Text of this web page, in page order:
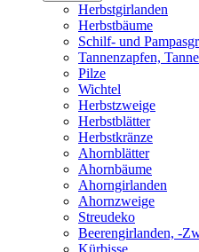
Herbstgirlanden
Herbstbäume
Schilf- und
Tannenzapfen,
Pilze
Wichtel
Herbstzweige
Herbstblätter
Herbstkränze
Ahornblätter
Ahornbäume
Ahorngirlanden
Ahornzweige
Streudeko
Beerengirlanden, -
Kürbisse